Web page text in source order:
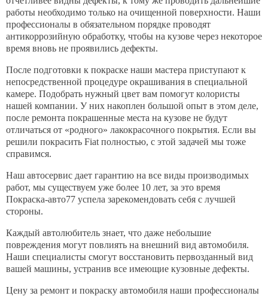
работы необходимо только на очищенной поверхности. Наши
профессионалы в обязательном порядке проводят
антикоррозийную обработку, чтобы на кузове через некоторое
время вновь не проявились дефекты.
После подготовки к покраске наши мастера приступают к
непосредственной процедуре окрашивания в специальной
камере. Подобрать нужный цвет вам помогут колористы
нашей компании. У них накоплен большой опыт в этом деле,
после ремонта покрашенные места на кузове не будут
отличаться от «родного» лакокрасочного покрытия. Если вы
решили покрасить Fiat полностью, с этой задачей мы тоже
справимся.
Наш автосервис дает гарантию на все виды производимых
работ, мы существуем уже более 10 лет, за это время
Покраска-авто77 успела зарекомендовать себя с лучшей
стороны.
Каждый автолюбитель знает, что даже небольшие
повреждения могут повлиять на внешний вид автомобиля.
Наши специалисты смогут восстановить первозданный вид
вашей машины, устранив все имеющие кузовные дефекты.
Цену за ремонт и покраску автомобиля наши профессионалы